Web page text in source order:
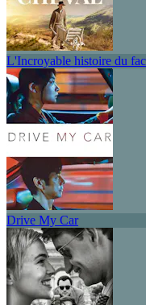
L'Incroyable histoire du
Drive My Car